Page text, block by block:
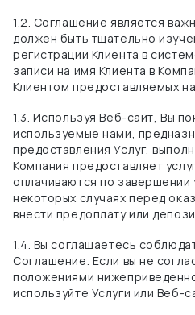
1.2. Соглашение является
должен быть тщательно
регистрации Клиента в
записи на имя Клиента в
Клиентом предоставляемых
1.3. Используя Веб-сайт, Вы
используемые нами,
предоставления Услуг,
Компания предоставляет
оплачиваются по завершении
некоторых случаях перед
внести предоплату или
1.4. Вы соглашаетесь
Соглашение. Если вы не
положениями
используйте Услуги или Веб-